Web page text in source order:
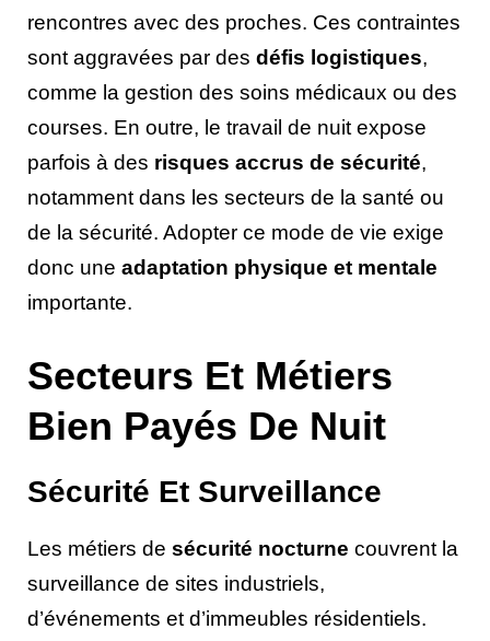
rencontres avec des proches. Ces contraintes
sont aggravées par des défis logistiques,
comme la gestion des soins médicaux ou des
courses. En outre, le travail de nuit expose
parfois à des risques accrus de sécurité,
notamment dans les secteurs de la santé ou
de la sécurité. Adopter ce mode de vie exige
donc une adaptation physique et mentale
importante.
Secteurs Et Métiers
Bien Payés De Nuit
Sécurité Et Surveillance
Les métiers de sécurité nocturne couvrent la
surveillance de sites industriels,
d’événements et d’immeubles résidentiels.